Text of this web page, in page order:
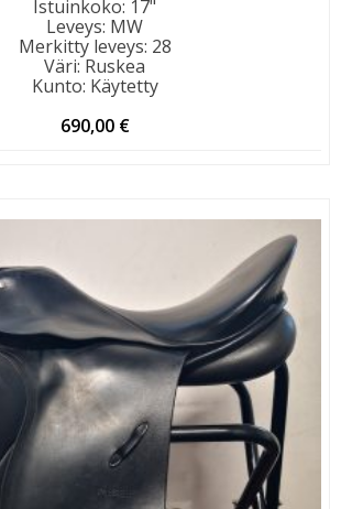
Istuinkoko: 17"
Leveys: MW
Merkitty leveys: 28
Väri: Ruskea
Kunto: Käytetty
690,00 €